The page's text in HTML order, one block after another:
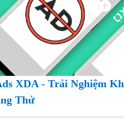
XDA - Trải Nghiệm
Thử